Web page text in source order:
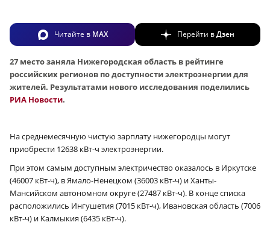
Читайте в MAX Перейти вДзен
27 место заняла Нижегородская область в рейтинге
российских регионов по доступности электроэнергии для
жителей. Результатами нового исследования поделились
РИА Новости.
На среднемесячную чистую зарплату нижегородцы могут
приобрести 12638 кВт‑ч электроэнергии.
При этом самым доступным электричество оказалось в Иркутске
(46007 кВт‑ч), в Ямало-Ненецком (36003 кВт‑ч) и Ханты-
Мансийском автономном округе (27487 кВт‑ч). В конце списка
расположились Ингушетия (7015 кВт‑ч), Ивановская область (7006
кВт‑ч) и Калмыкия (6435 кВт‑ч).